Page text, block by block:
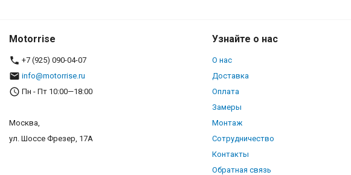
Motorrise
+7 (925) 090-04-07
info@motorrise.ru
Пн - Пт 10:00—18:00
Москва,
ул. Шоссе Фрезер, 17А
Узнайте о нас
О нас
Доставка
Оплата
Замеры
Монтаж
Сотрудничество
Контакты
Обратная связь